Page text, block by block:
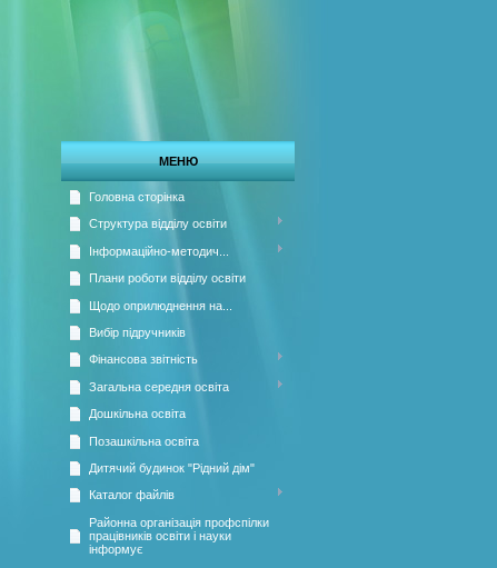
МЕНЮ
Головна сторінка
Структура відділу освіти
Інформаційно-методич...
Плани роботи відділу освіти
Щодо оприлюднення на...
Вибір підручників
Фінансова звітність
Загальна середня освіта
Дошкільна освіта
Позашкільна освіта
Дитячий будинок "Рідний дім"
Каталог файлів
Районна організація профспілки
працівників освіти і науки
інформує